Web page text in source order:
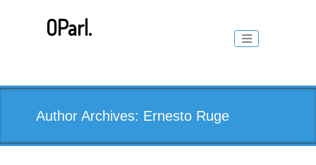
OParl. Toggle
Author Archives: Ernesto Ruge